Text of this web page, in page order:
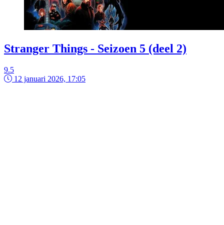
Stranger Things - Seizoen 5 (deel 2)
9.5
12 januari 2026, 17:05